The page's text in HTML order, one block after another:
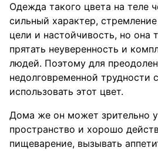
Одежда такого цвета на теле
сильный характер,
цели и настойчивость, но она
прятать неуверенность и
людей. Поэтому для
недолговременной трудности
использовать этот цвет.
Дома же он может зрительно
пространство и хорошо
пищеварение, вызывать